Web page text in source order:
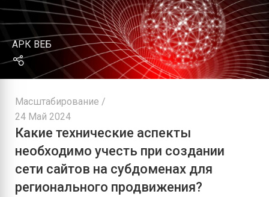
АРК ВЕБ
Масштабирование
24 Май 2024
Какие технические аспекты
необходимо учесть при создании
сети сайтов на субдоменах для
регионального продвижения?